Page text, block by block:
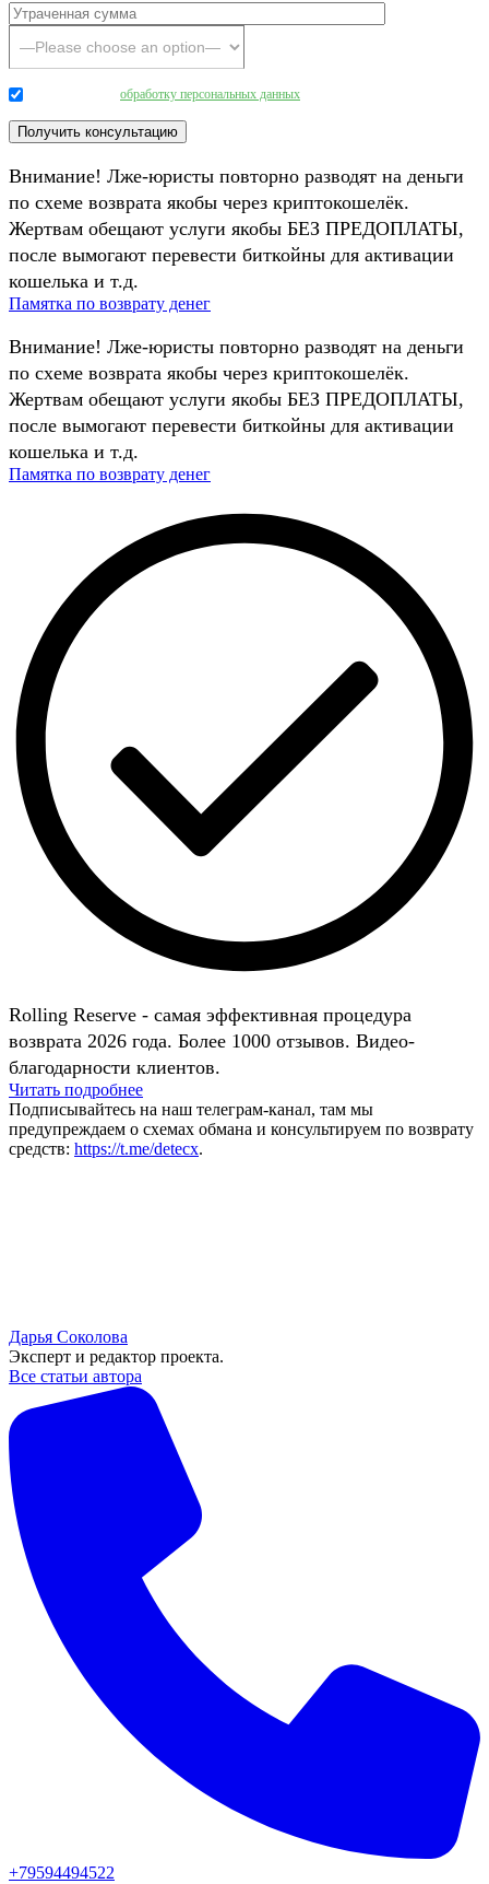
обработку персональных данных
Внимание! Лже-юристы повторно разводят на деньги
по схеме возврата якобы через криптокошелёк.
Жертвам обещают услуги якобы БЕЗ ПРЕДОПЛАТЫ,
после вымогают перевести биткойны для активации
кошелька и т.д.
Памятка по возврату денег
Внимание! Лже-юристы повторно разводят на деньги
по схеме возврата якобы через криптокошелёк.
Жертвам обещают услуги якобы БЕЗ ПРЕДОПЛАТЫ,
после вымогают перевести биткойны для активации
кошелька и т.д.
Памятка по возврату денег
Rolling Reserve - самая эффективная процедура
возврата 2026 года. Более 1000 отзывов. Видео-
благодарности клиентов.
Читать подробнее
Подписывайтесь на наш телеграм-канал, там мы
предупреждаем о схемах обмана и консультируем по возврату
средств: https://t.me/detecx.
Дарья Соколова
Эксперт и редактор проекта.
Все статьи автора
+79594494522